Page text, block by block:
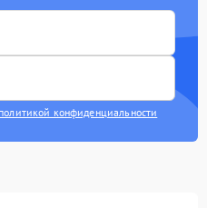
политикой конфиденциальности